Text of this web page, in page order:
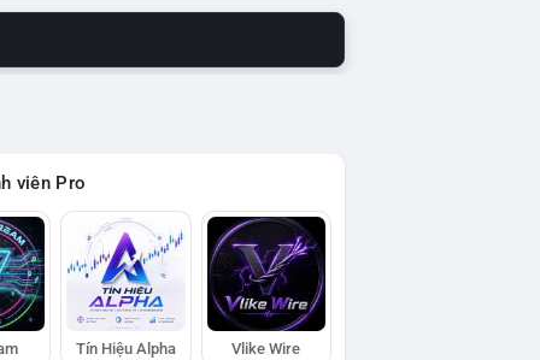
viên Pro
Tín Hiệu Alpha Vlike Wire